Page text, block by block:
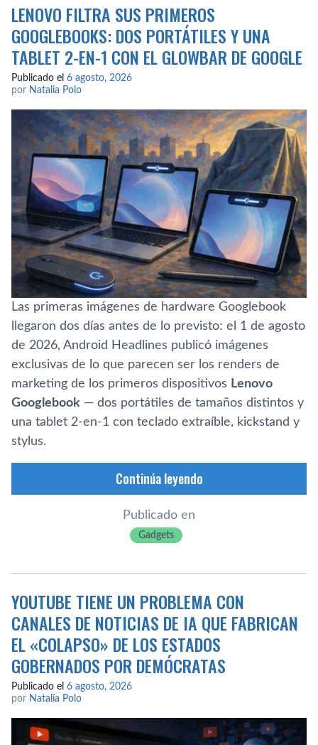
LENOVO FILTRA SUS PRIMEROS
GOOGLEBOOKS: DOS PORTÁTILES Y UNA
TABLET 2-EN-1 CON EL GLOWBAR DE GOOGLE
Publicado el 6 agosto, 2026
por Natalia Polo
Las primeras imágenes de hardware Googlebook
llegaron dos días antes de lo previsto: el 1 de agosto
de 2026, Android Headlines publicó imágenes
exclusivas de lo que parecen ser los renders de
marketing de los primeros dispositivos Lenovo
Googlebook — dos portátiles de tamaños distintos y
una tablet 2-en-1 con teclado extraíble, kickstand y
stylus.
Continúa leyendo
Publicado en
Gadgets
YOUTUBE TIENE UN PROBLEMA CON
CANALES DE NOTICIAS DE IA QUE FABRICAN
EL «COLAPSO» DE LOS ESTADOS
GOBERNADOS POR DEMÓCRATAS
Publicado el 6 agosto, 2026
por Natalia Polo